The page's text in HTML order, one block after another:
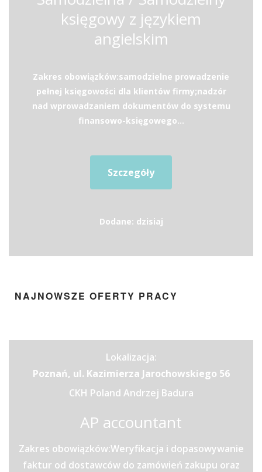
księgowy z językiem
angielskim
Zakres obowiązków:samodzielne prowadzenie
pełnej księgowości dla klientów firmy;nadzór
nad wprowadzaniem dokumentów do systemu
finansowo-księgowego...
Szczegóły
Dodane: dzisiaj
NAJNOWSZE OFERTY PRACY
Lokalizacja:
Poznań, ul. Kazimierza Jarochowskiego 56
CKH Poland Andrzej Badura
AP accountant
Zakres obowiązków:Weryfikacja i dopasowywanie
faktur od dostawców do zamówień zakupu oraz